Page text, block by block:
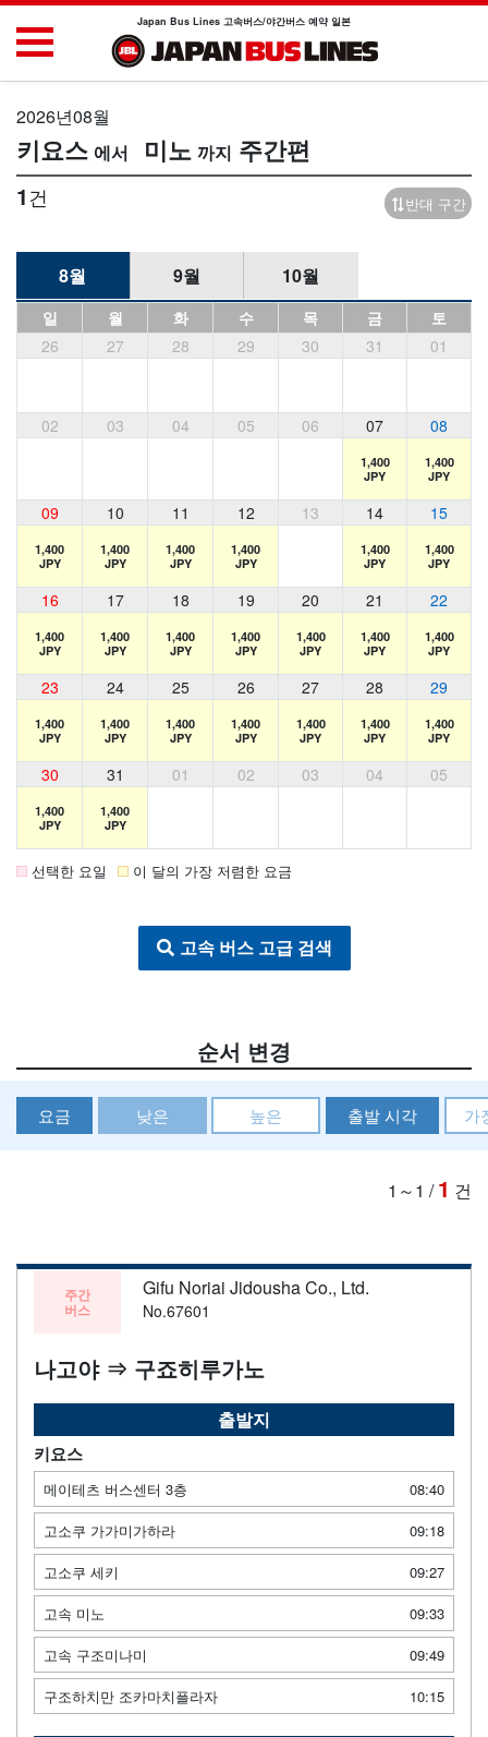
Japan Bus Lines 고속버스/야간버스 예약 일본
2026년08월
키요스 미노 주간편
1건 반대 구간
8월 9월 10월
일 월 화 수 목 금
토
26
27 28 29 30 31 01
02 03 04 05 06 07 08
1,400
JPY
1,400
JPY
09 10 11 12 13 14 15
1,400
JPY
1,400
JPY
1,400
JPY
1,400
JPY
1,400
JPY
1,400
JPY
16 17 18 19 20 21 22
1,400
JPY
1,400
JPY
1,400
JPY
1,400
JPY
1,400
JPY
1,400
JPY
1,400
JPY
23 24 25 26 27 28 29
1,400
JPY
1,400
JPY
1,400
JPY
1,400
JPY
1,400
JPY
1,400
JPY
1,400
JPY
30 31 01 02 03 04 05
1,400
JPY
1,400
JPY
선택한 요일 이 달의 가장 저렴한 요금
고속 버스 고급 검색
순서 변경
요금 낮은 높은 출발 시각 가
1～1 /1 건
주간
버스
Gifu Noriai Jidousha Co., Ltd.
No.67601
나고야 ⇒ 구죠히루가노
출발지
키요스
메이테츠 버스센터 3층
08:40
고소쿠 가가미가하라
09:18
고소쿠 세키
09:27
고속 미노
09:33
고속 구조미나미
09:49
구조하치만 조카마치플라자
10:15